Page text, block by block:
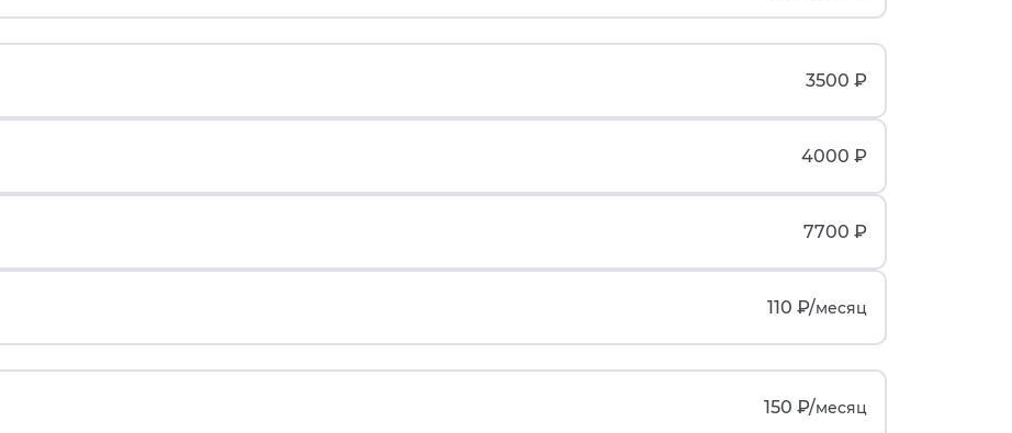
3500 ₽
4000 ₽
7700 ₽
110 ₽/месяц
150 ₽/месяц